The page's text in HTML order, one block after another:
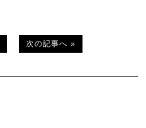
次の記事へ »